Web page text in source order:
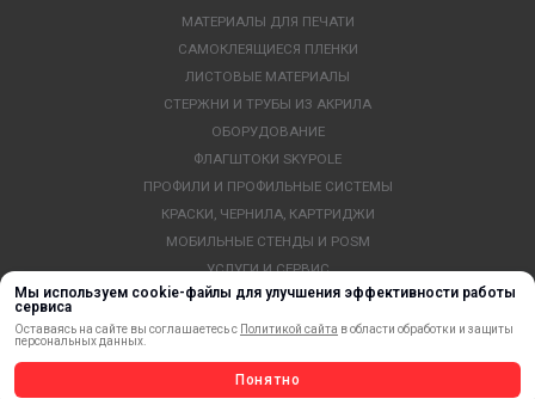
Мы используем cookie-файлы для улучшения эффективности работы
сервиса
Оставаясь на сайте вы соглашаетесь с Политикой сайта в области обработки и защиты
персональных данных.
Понятно
МАТЕРИАЛЫ ДЛЯ ПЕЧАТИ
САМОКЛЕЯЩИЕСЯ ПЛЕНКИ
ЛИСТОВЫЕ МАТЕРИАЛЫ
СТЕРЖНИ И ТРУБЫ ИЗ АКРИЛА
ОБОРУДОВАНИЕ
ФЛАГШТОКИ SKYPOLE
ПРОФИЛИ И ПРОФИЛЬНЫЕ СИСТЕМЫ
КРАСКИ, ЧЕРНИЛА, КАРТРИДЖИ
МОБИЛЬНЫЕ СТЕНДЫ И POSM
УСЛУГИ И СЕРВИС
ИНСТРУМЕНТ
СВЕТОТЕХНИКА
КРЕПЕЖ И ФУРНИТУРА